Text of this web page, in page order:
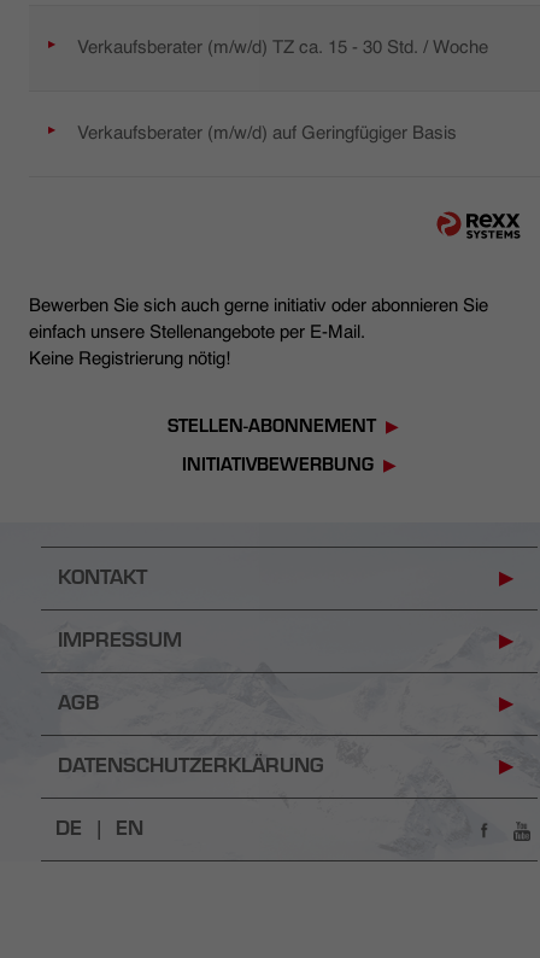
Verkaufsberater (m/w/d) TZ ca. 15 - 30 Std. / Woche
Verkaufsberater (m/w/d) auf Geringfügiger Basis
Bewerben Sie sich auch gerne initiativ oder abonnieren Sie
einfach unsere Stellenangebote per E-Mail.
Keine Registrierung nötig!
STELLEN-ABONNEMENT
INITIATIVBEWERBUNG
KONTAKT
IMPRESSUM
AGB
DATENSCHUTZERKLÄRUNG
DE | EN